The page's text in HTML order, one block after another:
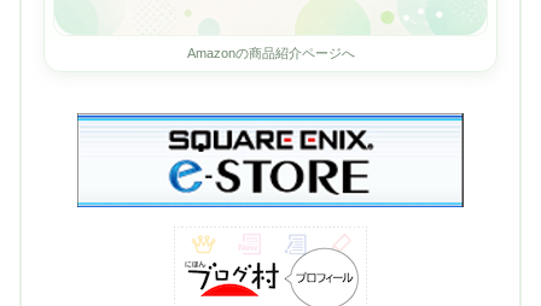
Amazonの商品紹介ページへ